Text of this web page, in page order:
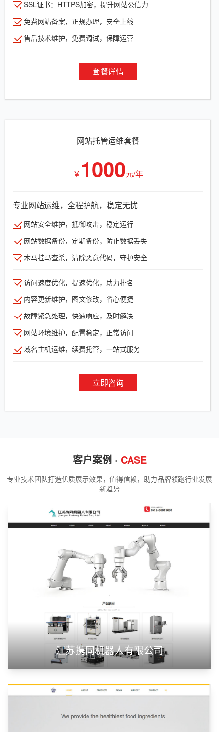
SSL证书：HTTPS加密，提升网站公信力
免费网站备案，正规办理，安全上线
售后技术维护，免费调试，保障运营
套餐详情
网站托管运维套餐
￥ 1000元/年
专业网站运维，全程护航，稳定无忧
网站安全维护，抵御攻击，稳定运行
网站数据备份，定期备份，防止数据丢失
木马挂马查杀，清除恶意代码，守护安全
访问速度优化，提速优化，助力排名
内容更新维护，图文修改，省心便捷
故障紧急处理，快速响应，及时解决
网站环境维护，配置稳定，正常访问
域名主机运维，续费托管，一站式服务
立即咨询
客户案例 · CASE
专业技术团队打造优质展示效果，值得信赖，助力品牌领跑行业发展
新趋势
江苏携同机器人有限公司